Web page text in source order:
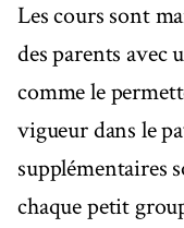
Les cours sont
des parents avec
comme le
vigueur dans le
supplémentaires
chaque petit